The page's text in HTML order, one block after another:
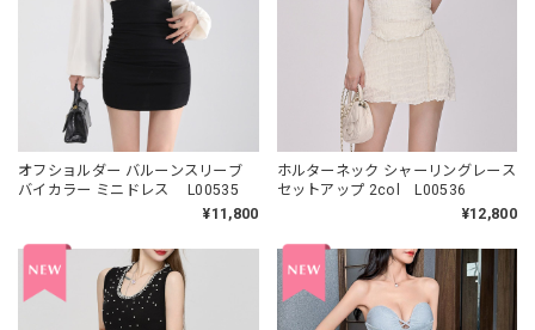
オフショルダー バルーンスリーブ
バイカラー ミニドレス L00535
¥11,800
ホルターネック シャーリングレース
セットアップ 2col L00536
¥12,800